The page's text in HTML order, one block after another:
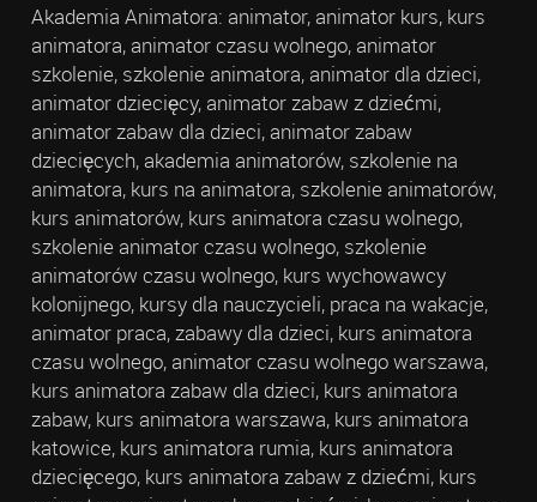
Akademia Animatora: animator, animator kurs, kurs
animatora, animator czasu wolnego, animator
szkolenie, szkolenie animatora, animator dla dzieci,
animator dziecięcy, animator zabaw z dziećmi,
animator zabaw dla dzieci, animator zabaw
dziecięcych, akademia animatorów, szkolenie na
animatora, kurs na animatora, szkolenie animatorów,
kurs animatorów, kurs animatora czasu wolnego,
szkolenie animator czasu wolnego, szkolenie
animatorów czasu wolnego, kurs wychowawcy
kolonijnego, kursy dla nauczycieli, praca na wakacje,
animator praca, zabawy dla dzieci, kurs animatora
czasu wolnego, animator czasu wolnego warszawa,
kurs animatora zabaw dla dzieci, kurs animatora
zabaw, kurs animatora warszawa, kurs animatora
katowice, kurs animatora rumia, kurs animatora
dziecięcego, kurs animatora zabaw z dziećmi, kurs